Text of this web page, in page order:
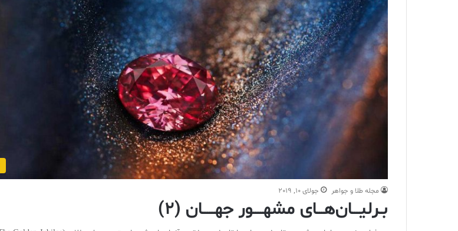
مجله طلا و جواهر جولای 10, 2019
بـرلیـــان‌هـــای مشهــــور جهـــــان (۲)